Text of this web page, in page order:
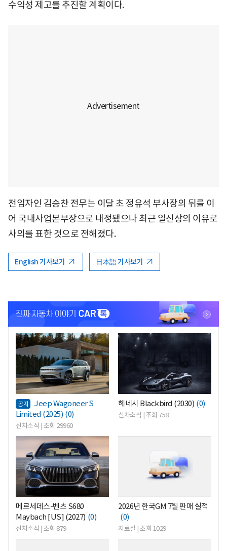
수익성 제고를 추진할 계획이다.
전임자인 김승찬 전무는 이달 초 정유석 부사장의 뒤를 이
어 국내사업본부장으로 내정됐으나 최근 일신상의 이유로
사의를 표한 것으로 전해졌다.
English 기사보기 日本語 기사보기
<
공지
Jeep Wagoneer S
Limited (2025) (0)
신차소식 | 조회 29960
<
헤네시 Blackbird (2030) (0)
신차소식 | 조회 758
<
메르세데스-벤츠 S680
Maybach [US] (2027) (0)
신차소식 | 조회 879
2026년 한국GM 7월 판매 실적
(0)
자료실 | 조회 1029